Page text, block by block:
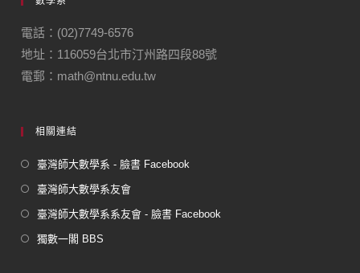
電話：(02)7749-6576
地址：116059台北市汀州路四段88號
電郵：math@ntnu.edu.tw
相關連結
臺灣師大數學系 - 臉書 Facebook
臺灣師大數學系友會
臺灣師大數學系系友會 - 臉書 Facebook
獨數一閣 BBS